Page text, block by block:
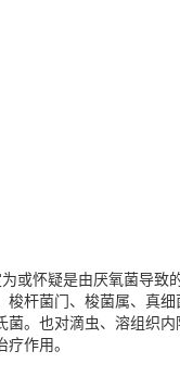
或怀疑是由厌氧菌导致
杆菌门、梭菌属、真
。也对滴虫、溶组织内
作用。